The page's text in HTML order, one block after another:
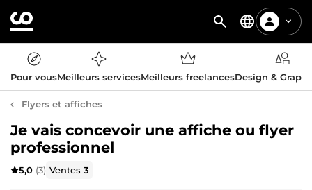
Pour vousMeilleurs servicesMeilleurs freelancesDesign &
Flyers et affiches
Je vais concevoir une affiche ou flyer
professionnel
5,0 (3) Ventes3